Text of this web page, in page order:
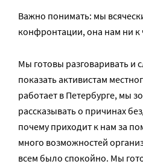
Важно понимать: мы
конфронтации, она нам ни к
Мы готовы разговаривать и
показать активистам
работает в Петербурге, мы
рассказывать о причинах
почему приходит к нам за
много возможностей
всем было спокойно. Мы